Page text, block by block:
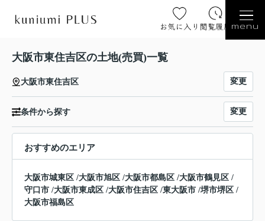
お気に入り 閲覧履歴 menu
大阪市東住吉区の土地(売買)一覧
大阪市東住吉区 変更
条件から探す 変更
おすすめのエリア
大阪市城東区 /大阪市旭区 /大阪市都島区 /大阪市鶴見区 /
守口市 /大阪市東成区 /大阪市住吉区 /東大阪市 /堺市堺区 /
大阪市福島区